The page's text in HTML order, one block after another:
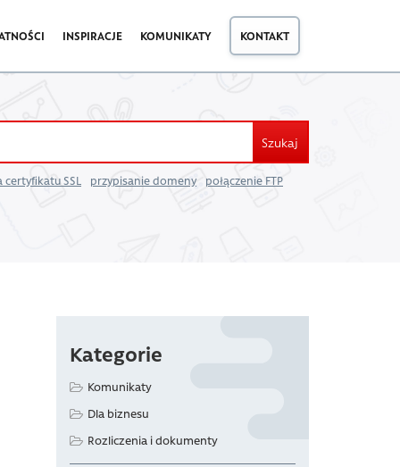
INSPIRACJE KOMUNIKATY KONTAKT
Szukaj
SSL przypisanie domeny połączenie FTP
Kategorie
Komunikaty
Dla biznesu
Rozliczenia i dokumenty